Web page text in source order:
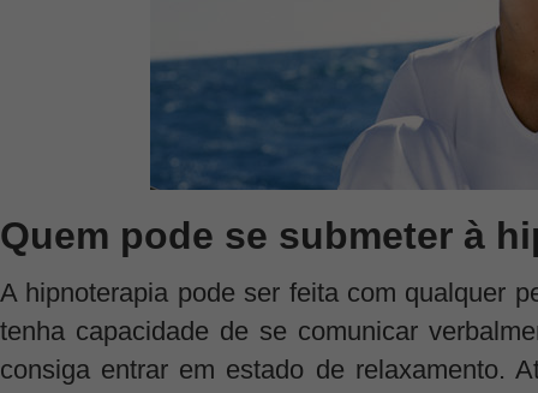
Quem pode se submeter à
A hipnoterapia pode ser feita com qualquer
tenha capacidade de se comunicar
consiga entrar em estado de relaxamento.